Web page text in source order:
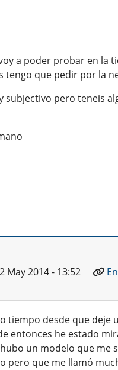
a poder probar en la
tengo que pedir por la
subjectivo pero teneis
May 2014 - 13:52
tiempo desde que deje
entonces he estado
un modelo que me
pero que me llamó